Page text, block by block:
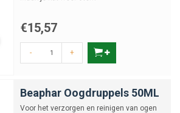
ogen
kunnen ontstaan door stof, tocht, allergieën
oogproducten kunnen helpen de
of ontsteking
zijn voor licht, vocht afscheiden of gezwollen
€15,57
- +
Beaphar Oogdruppels 50ML
Voor het verzorgen en reinigen van ogen